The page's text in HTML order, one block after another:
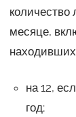
месяце,
на 12,
год;